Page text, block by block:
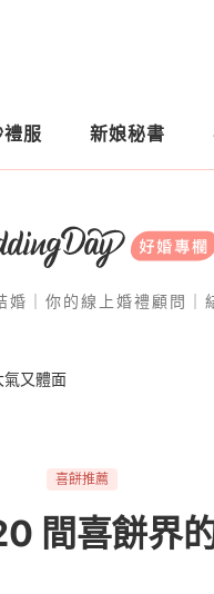
服 新娘秘書
婚｜你的線上婚禮顧問｜
又體面
喜餅推薦
間喜餅界